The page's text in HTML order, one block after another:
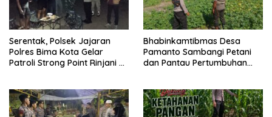
Serentak, Polsek Jajaran
Polres Bima Kota Gelar
Patroli Strong Point Rinjani di
Bhabinkamtibmas Desa
Pamanto Sambangi Petani
dan Pantau Pertumbuhan